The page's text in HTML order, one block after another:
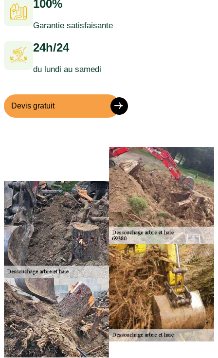
100%
Garantie satisfaisante
24h/24
du lundi au samedi
Devis gratuit